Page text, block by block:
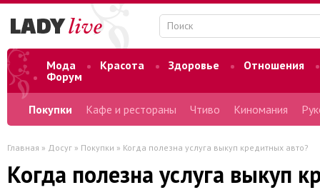
Мода Красота Здоровье
Отношения
Форум
Покупки Кафе и рестораны Чтиво Киномания
Главная » Досуг » Покупки » Когда полезна услуга выкуп кредитных авто?
Когда полезна услуга выкуп